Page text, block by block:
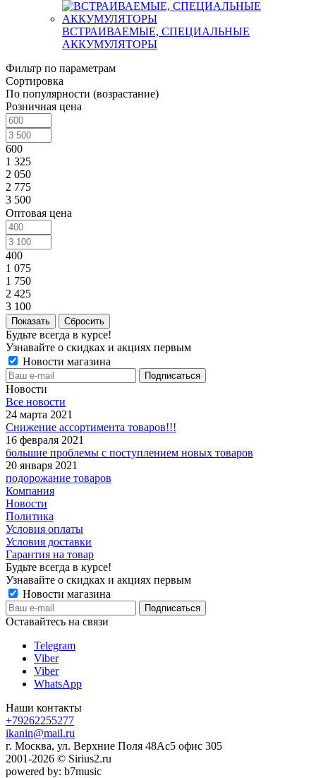
ВСТРАИВАЕМЫЕ, СПЕЦИАЛЬНЫЕ
АККУМУЛЯТОРЫ
Фильтр по параметрам
Сортировка
По популярности (возрастание)
Розничная цена
600
1 325
2 050
2 775
3 500
Оптовая цена
400
1 075
1 750
2 425
3 100
Сбросить
Будьте всегда в курсе!
Узнавайте о скидках и акциях первым
Новости магазина
Новости
Все новости
24 марта 2021
Снижение ассортимента товаров!!!
16 февраля 2021
большие проблемы с поступлением новых товаров
20 января 2021
подорожание товаров
Компания
Новости
Политика
Условия оплаты
Условия доставки
Гарантия на товар
Будьте всегда в курсе!
Узнавайте о скидках и акциях первым
Новости магазина
Оставайтесь на связи
Telegram
Viber
Viber
WhatsApp
Наши контакты
+79262255277
ikanin@mail.ru
г. Москва, ул. Верхние Поля 48Ас5 офис 305
2001-2026 © Sirius2.ru
powered by: b7music